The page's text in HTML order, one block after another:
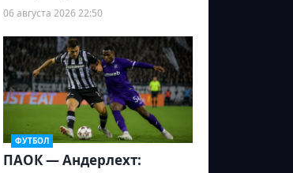
06 августа 2026 22:50
ФУТБОЛ
ПАОК — Андерлехт: